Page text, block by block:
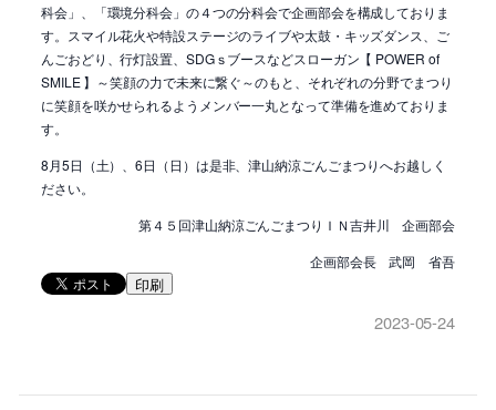
科会」、「環境分科会」の４つの分科会で企画部会を構成しておりま
す。スマイル花火や特設ステージのライブや太鼓・キッズダンス、ご
んごおどり、行灯設置、SDGｓブースなどスローガン【 POWER of
SMILE 】～笑顔の力で未来に繋ぐ～のもと、それぞれの分野でまつり
に笑顔を咲かせられるようメンバー一丸となって準備を進めておりま
す。
8月5日（土）、6日（日）は是非、津山納涼ごんごまつりへお越しく
ださい。
第４５回津山納涼ごんごまつりＩＮ吉井川 企画部会
企画部会長 武岡 省吾
印刷
2023-05-24